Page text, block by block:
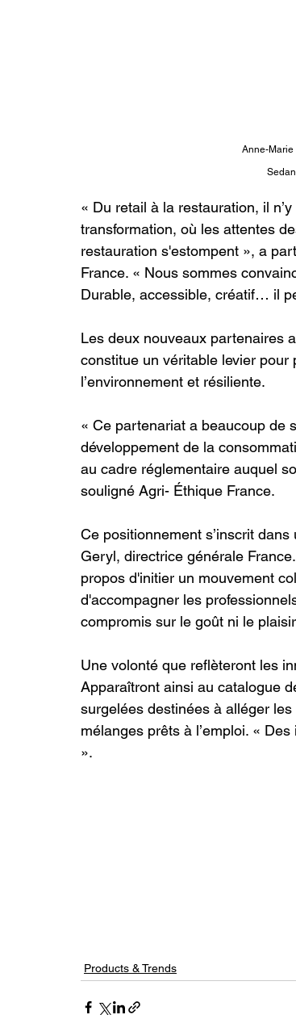
Anne-Marie
« Du retail à la restauration, il
transformation, où les attentes
restauration s'estompent », a
France. « Nous sommes
Durable, accessible, créatif… il
Les deux nouveaux partenaires
constitue un véritable levier
l’environnement et résiliente.
« Ce partenariat a beaucoup de
développement de la
au cadre réglementaire auquel
souligné Agri- Éthique France.
Ce positionnement s’inscrit
Geryl, directrice générale
propos d'initier un mouvement
d'accompagner les
compromis sur le goût ni le
Une volonté que reflèteront les
Apparaîtront ainsi au catalogue
surgelées destinées à alléger
mélanges prêts à l’emploi. «
».
Products & Trends